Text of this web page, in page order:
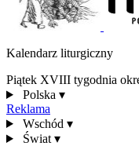
Kalendarz liturgiczny
Piątek XVIII tygodnia
Polska ▾
Reklama
Wschód ▾
Świat ▾